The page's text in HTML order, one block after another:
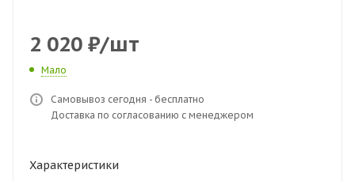
2 020 ₽/шт
Мало
Самовывоз сегодня - бесплатно
Доставка по согласованию с менеджером
Характеристики